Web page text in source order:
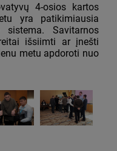
4-osios kartos
yra patikimiausia
Savitarnos
išsiimti ar įnešti
metu apdoroti nuo